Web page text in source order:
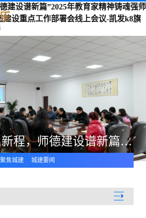
建设谱新篇”2025年教育家精神铸魂强师
建设重点工作部署会线上会议-凯发k8旗
“铸魂强师启新程，师德建设谱新篇”2025年教育家精神铸魂强师行动推进会暨教师队伍建设重点工作部署会线上会议
聚焦城建 城建要闻